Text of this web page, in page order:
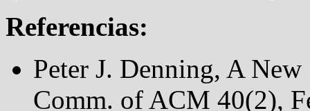
Referencias:
Peter J. Denning, A
Comm. of ACM 40(2),